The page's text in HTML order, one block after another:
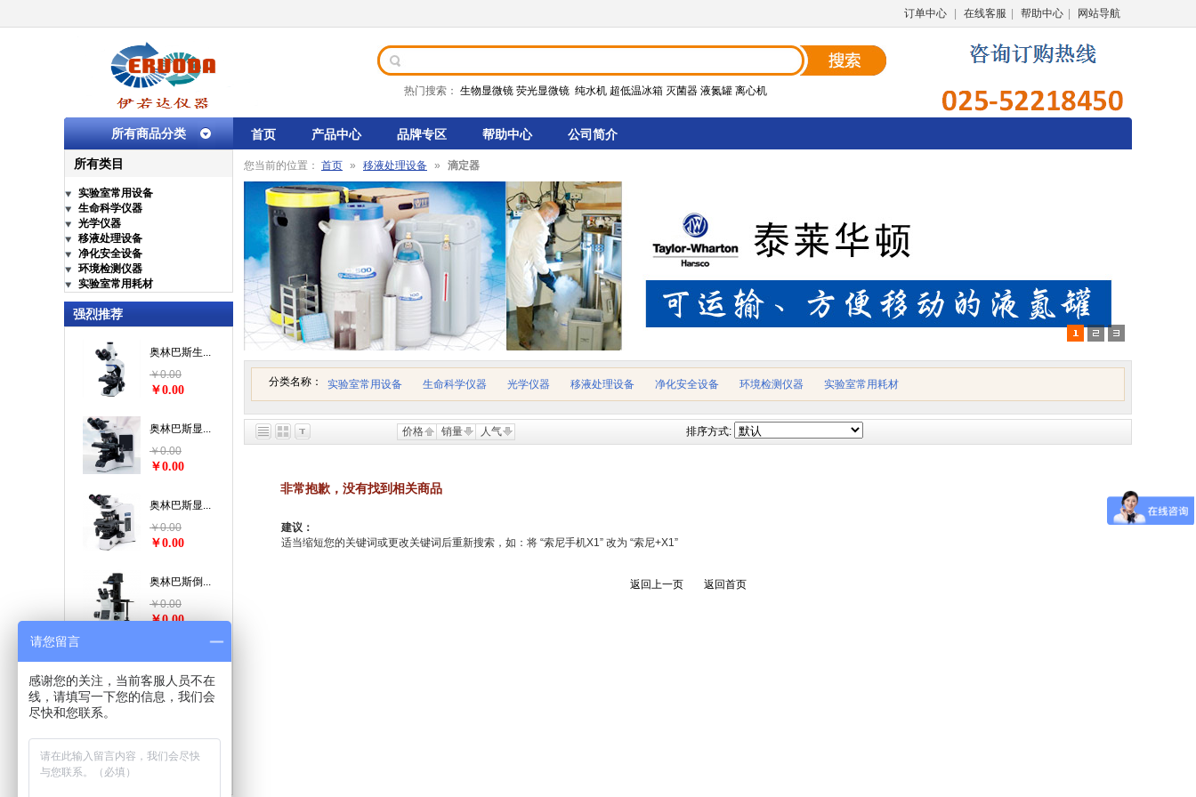
订单中心 在线客服 帮助中心 网站导航
热门搜索： 生物显微镜 荧光显微镜 纯水机 超低温冰箱 灭菌器 液氮罐 离心机
首页 产品中心 品牌专区 帮助中心 公司简介
所有商品分类
所有类目
实验室常用设备
生命科学仪器
光学仪器
移液处理设备
净化安全设备
环境检测仪器
实验室常用耗材
强烈推荐
奥林巴斯生...
￥0.00
￥0.00
奥林巴斯显...
￥0.00
￥0.00
奥林巴斯显...
￥0.00
￥0.00
奥林巴斯倒...
￥0.00
￥0.00
￥0.00
￥0.00
￥0.00
您当前的位置： 首页 » 移液处理设备 » 滴定器
分类名称： 实验室常用设备 生命科学仪器 光学仪器 移液处理设备 净化安全设备 环境检测仪器 实验室常用耗材
价格 销量 人气 排序方式:
非常抱歉，没有找到相关商品
建议：
适当缩短您的关键词或更改关键词后重新搜索，如：将 “索尼手机X1” 改为 “索尼+X1”
返回上一页 返回首页
请您留言
感谢您的关注，当前客服人员不在
线，请填写一下您的信息，我们会
尽快和您联系。